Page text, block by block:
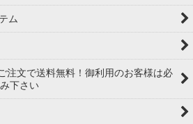
ム
注文で送料無料！御利用のお客様は必
下さい